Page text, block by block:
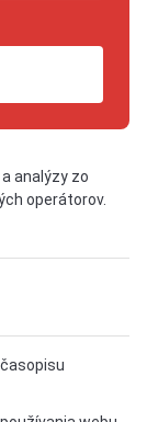
analýzy zo
operátorov.